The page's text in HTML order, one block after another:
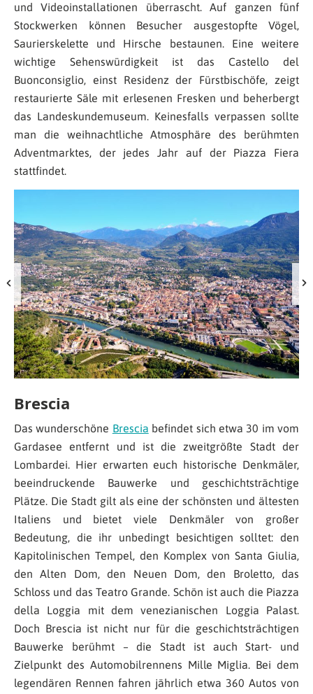
und Videoinstallationen überrascht. Auf ganzen fünf
Stockwerken können Besucher ausgestopfte Vögel,
Saurierskelette und Hirsche bestaunen. Eine weitere
wichtige Sehenswürdigkeit ist das Castello del
Buonconsiglio, einst Residenz der Fürstbischöfe, zeigt
restaurierte Säle mit erlesenen Fresken und beherbergt
das Landeskundemuseum. Keinesfalls verpassen sollte
man die weihnachtliche Atmosphäre des berühmten
Adventmarktes, der jedes Jahr auf der Piazza Fiera
stattfindet.
Brescia
Das wunderschöne Brescia befindet sich etwa 30 im vom
Gardasee entfernt und ist die zweitgrößte Stadt der
Lombardei. Hier erwarten euch historische Denkmäler,
beeindruckende Bauwerke und geschichtsträchtige
Plätze. Die Stadt gilt als eine der schönsten und ältesten
Italiens und bietet viele Denkmäler von großer
Bedeutung, die ihr unbedingt besichtigen solltet: den
Kapitolinischen Tempel, den Komplex von Santa Giulia,
den Alten Dom, den Neuen Dom, den Broletto, das
Schloss und das Teatro Grande. Schön ist auch die Piazza
della Loggia mit dem venezianischen Loggia Palast.
Doch Brescia ist nicht nur für die geschichtsträchtigen
Bauwerke berühmt – die Stadt ist auch Start- und
Zielpunkt des Automobilrennens Mille Miglia. Bei dem
legendären Rennen fahren jährlich etwa 360 Autos von